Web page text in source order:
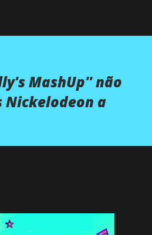
MashUp'' não
Nickelodeon a